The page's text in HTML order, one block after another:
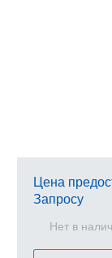
Цена
Запросу
Нет в